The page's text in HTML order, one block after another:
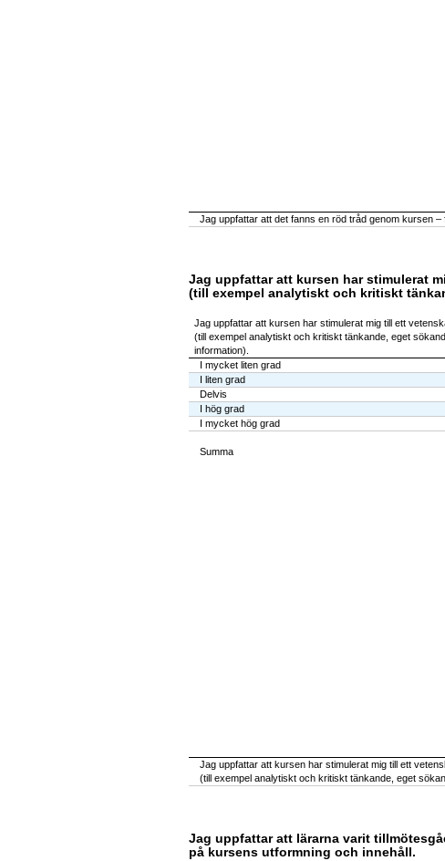
Jag uppfattar att det fanns en röd tråd genom kursen –
Jag uppfattar att kursen har stimulerat
(till exempel analytiskt och kritiskt
Jag uppfattar att kursen har stimulerat mig till ett
(till exempel analytiskt och kritiskt tänkande, eget
information).
I mycket liten grad
I liten grad
Delvis
I hög grad
I mycket hög grad
Summa
Jag uppfattar att kursen har stimulerat mig till ett
(till exempel analytiskt och kritiskt tänkande, eget
Jag uppfattar att lärarna varit
på kursens utformning och innehåll.